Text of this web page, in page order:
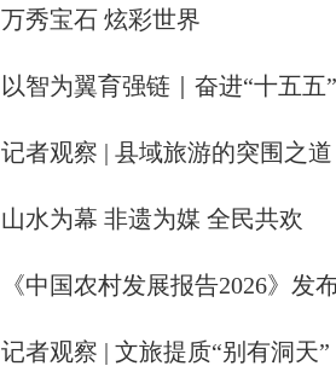
万秀宝石 炫彩世界
以智为翼育强链｜奋进“十五五” 县域新征程
记者观察 | 县域旅游的突围之道
山水为幕 非遗为媒 全民共欢
《中国农村发展报告2026》发
记者观察 | 文旅提质“别有洞天”